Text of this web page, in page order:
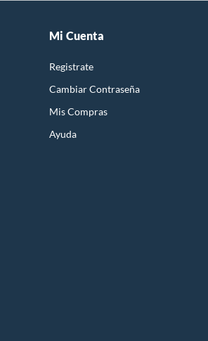
Mi Cuenta
Registrate
Cambiar Contraseña
Mis Compras
Ayuda